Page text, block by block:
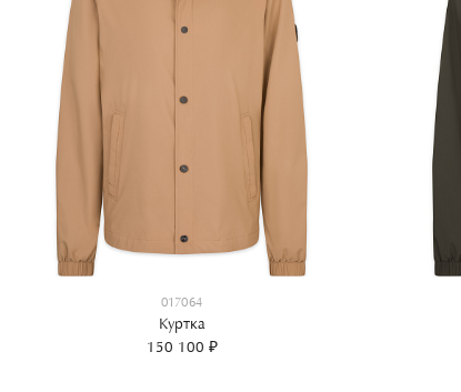
017064
Куртка
150 100 ₽